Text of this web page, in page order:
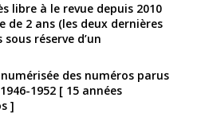
libre à le revue depuis 2010
de 2 ans (les deux dernières
réserve d’un
des numéros parus
1952 [ 15 années
]